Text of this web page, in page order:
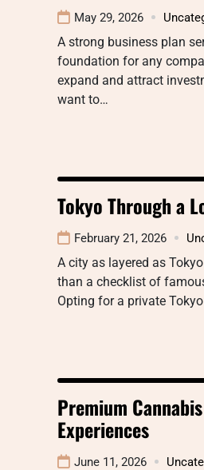
May 29, 2026
A strong business plan
foundation for any
expand and attract
want to…
Tokyo Through a
February 21, 2026
A city as layered as
than a checklist of
Opting for a private
Premium
Experiences
June 11, 2026